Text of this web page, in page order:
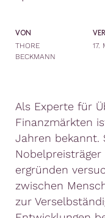
VON
THORE
BECKMANN
17.
Als Experte für
Finanzmärkten
Jahren bekannt.
Nobelpreisträger
ergründen
zwischen
zur